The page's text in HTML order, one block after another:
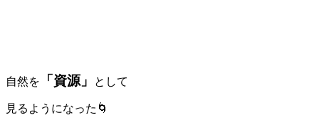
自然を 「資源」 として
見るようになった🌀